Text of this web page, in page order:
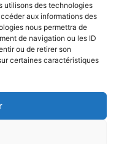
utilisons des technologies
aux informations des
nous permettra de
de navigation ou les ID
ou de retirer son
certaines caractéristiques
2026